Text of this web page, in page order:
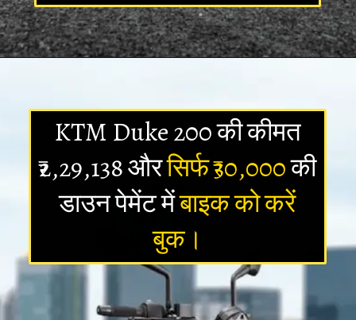
KTM Duke 200 की कीमत
₹2,29,138 औरसिर्फ ₹30,000की
डाउन पेमेंट मेंबाइक को करें
बुक।